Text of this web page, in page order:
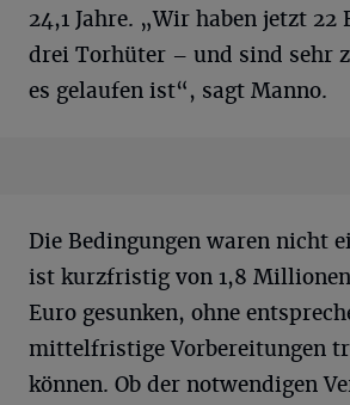
24,1 Jahre. „Wir haben jetzt 22
drei Torhüter – und sind sehr
es gelaufen ist“, sagt Manno.
Die Bedingungen waren nicht
ist kurzfristig von 1,8
Euro gesunken, ohne
mittelfristige Vorbereitungen
können. Ob der notwendigen